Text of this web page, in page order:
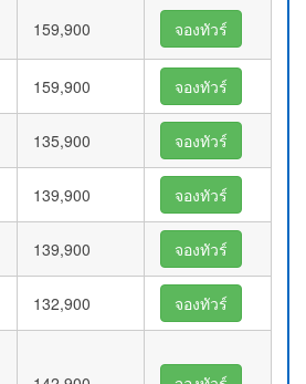
159,900 จองทัวร์
159,900 จองทัวร์
135,900 จองทัวร์
139,900 จองทัวร์
139,900 จองทัวร์
132,900 จองทัวร์